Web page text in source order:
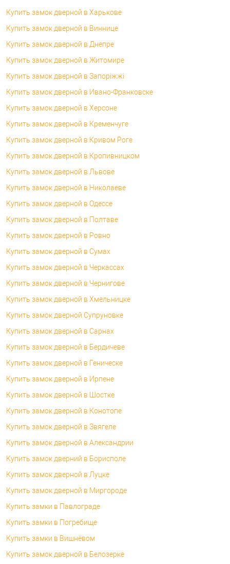
Купить замок дверной в Харькове
Купить замок дверной в Виннице
Купить замок дверной в Днепре
Купить замок дверной в Житомире
Купить замок дверной в Запоріжжі
Купить замок дверной в Ивано-Франковске
Купить замок дверной в Херсоне
Купить замок дверной в Кременчуге
Купить замок дверной в Кривом Роге
Купить замок дверной в Кропивницком
Купить замок дверной в Львове
Купить замок дверной в Николаеве
Купить замок дверной в Одессе
Купить замок дверной в Полтаве
Купить замок дверной в Ровно
Купить замок дверной в Сумах
Купить замок дверной в Черкассах
Купить замок дверной в Чернигове
Купить замок дверной в Хмельницке
Купить замок дверной Супруновке
Купить замок дверной в Сарнах
Купить замок дверной в Бердичеве
Купить замок дверной в Геническе
Купить замок дверной в Ирпене
Купить замок дверной в Шостке
Купить замок дверной в Конотопе
Купить замок дверной в Звягеле
Купить замок дверной в Александрии
Купить замок дверний в Борисполе
Купить замок дверной в Луцке
Купить замок дверной в Миргороде
Купить замки в Павлограде
Купить замки в Погребище
Купить замки в Вишнёвом
Купить замок дверной в Белозерке